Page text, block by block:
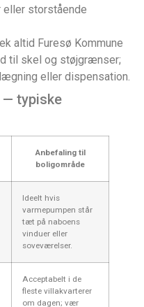
storstående
altid Furesø Kommune
til skel og støjgrænser;
eller dispensation.
— typiske
Anbefaling til
boligområde
Ideelt hvis
varmepumpen står
tæt på naboens
vinduer eller
soveværelser.
Acceptabelt i de
fleste villakvarterer
om dagen; vær